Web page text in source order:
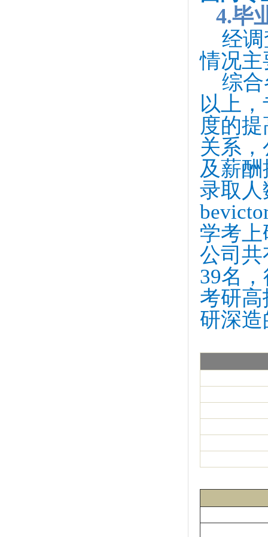
4.毕
经
情况
综
以上
度的
关系
及薪
录取人
学考
公司
39名
考研
研深